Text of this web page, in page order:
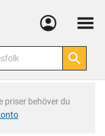
Meny
priser behöver du